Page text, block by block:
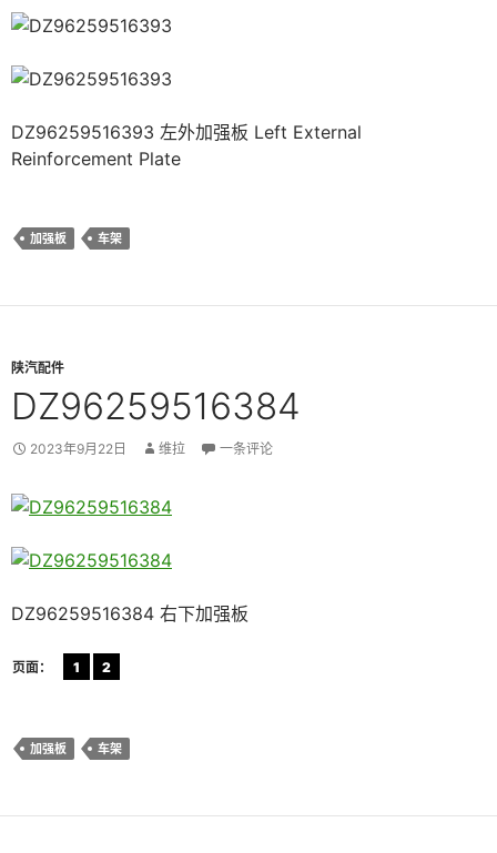
DZ96259516393 左外加强板 Left External
Reinforcement Plate
加强板 车架
陕汽配件
DZ96259516384
2023年9月22日 维拉 一条评论
DZ96259516384 右下加强板
页面： 1 2
加强板 车架